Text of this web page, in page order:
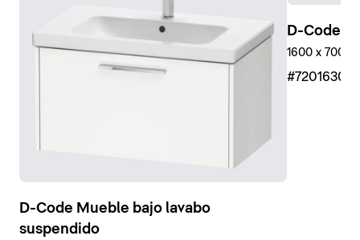
D-Code Mueble bajo lavabo
suspendido
D-Code
1600 x 700